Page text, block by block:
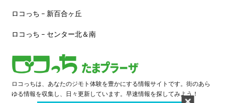
ロコっち – 新百合ヶ丘
ロコっち – センター北＆南
ロコっちは、あなたのジモト体験を豊かにする情報サイトです。街のあら
ゆる情報を収集し、日々更新しています。早速情報を探してみよう！